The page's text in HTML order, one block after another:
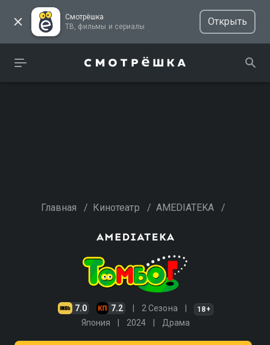
Смотрёшка
ТВ, фильмы и сериалы
Открыть
Главная / Кинотеатр / AMEDIATEKA /
7.0 7.2 2 Сезона 18+
Япония 2024 Драма